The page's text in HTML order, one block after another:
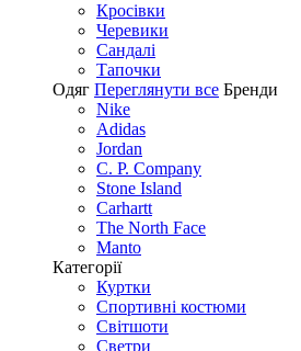
Кросівки
Черевики
Сандалі
Tапочки
Одяг Переглянути все Бренди
Nike
Adidas
Jordan
C. P. Company
Stone Island
Carhartt
The North Face
Manto
Категорії
Куртки
Спортивні костюми
Світшоти
Светри